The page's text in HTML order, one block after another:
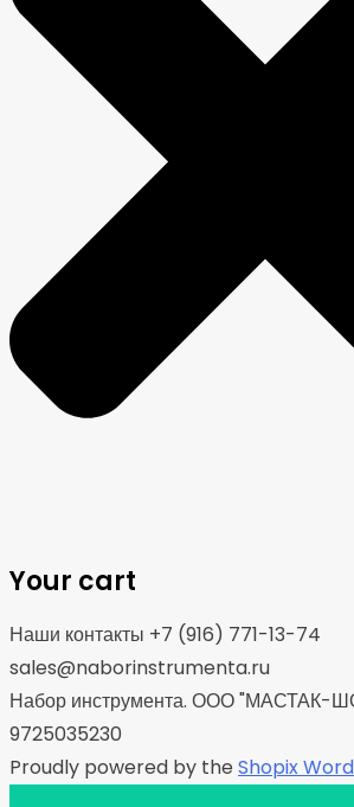
Your cart
Наши контакты +7 (916) 771-13-74
sales@naborinstrumenta.ru
Набор инструмента. ООО "МАСТАК-
9725035230
Proudly powered by the Shopix